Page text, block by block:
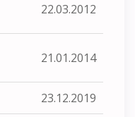
22.03.2012
21.01.2014
23.12.2019